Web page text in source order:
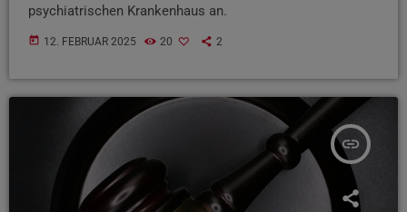
psychiatrischen Krankenhaus an.
today 12. FEBRUAR 2025 20 2
insert_link